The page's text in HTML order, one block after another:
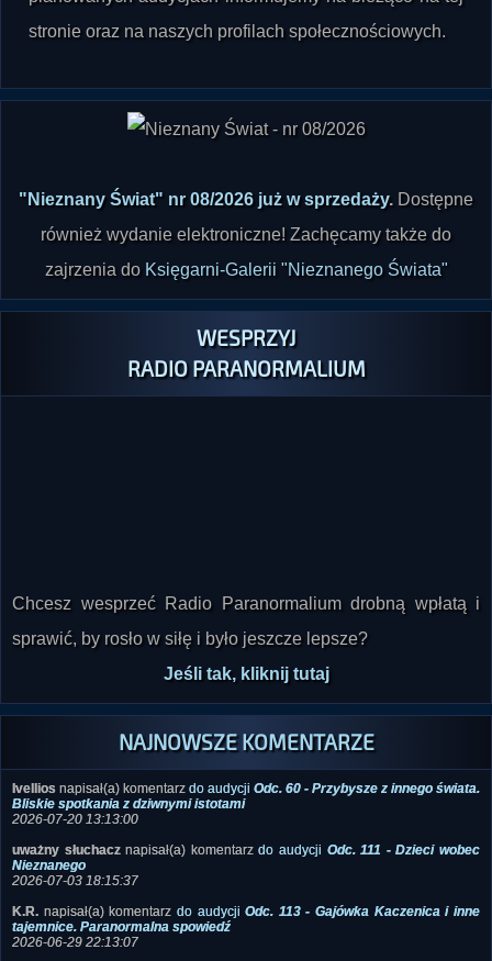
również wydanie elektroniczne! Zachęcamy także do
zajrzenia doKsięgarni-Galerii "Nieznanego Świata"
WESPRZYJ
RADIO PARANORMALIUM
Chcesz wesprzeć Radio Paranormalium drobną wpłatą i
sprawić, by rosło w siłę i było jeszcze lepsze?
Jeśli tak, kliknij tutaj
NAJNOWSZE KOMENTARZE
Ivellios napisał(a) komentarzdo audycji
Odc. 60 - Przybysze z innego świata.
Bliskie spotkania z dziwnymi istotami
uważny słuchacz
napisał(a) komentarz do audycji
Nieznanego
K.R.napisał(a) komentarzdo audycji
Odc. 113 - Gajówka Kaczenica i inne
tajemnice. Paranormalna spowiedź